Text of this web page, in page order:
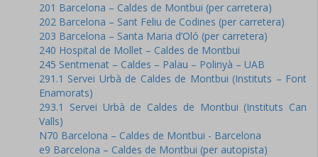
201 Barcelona – Caldes de Montbui (per carretera)
202 Barcelona – Sant Feliu de Codines (per carretera)
203 Barcelona – Santa Maria d’Oló (per carretera)
240 Hospital de Mollet – Caldes de Montbui
245 Sentmenat – Caldes – Palau – Polinyà – UAB
291.1 Servei Urbà de Caldes de Montbui (Instituts – Font
Enamorats)
293.1 Servei Urbà de Caldes de Montbui (Instituts Can
Valls)
N70 Barcelona – Caldes de Montbui - Barcelona
e9 Barcelona – Caldes de Montbui (per autopista)